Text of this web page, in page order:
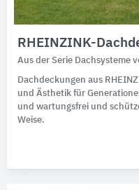
RHEINZINK-
Aus der Serie Dachsysteme
Dachdeckungen aus
und Ästhetik für
und wartungsfrei und
Weise.